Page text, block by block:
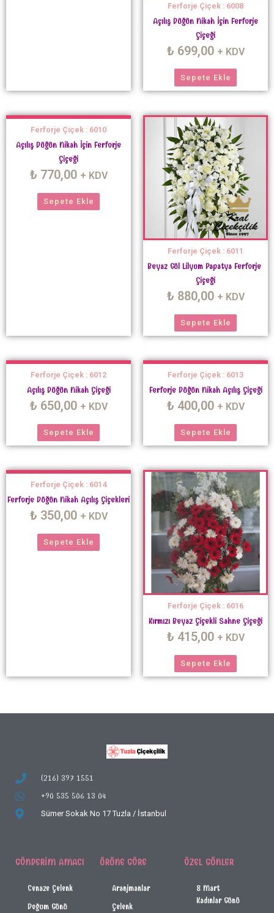
Ferforje Çiçek : 6008
Açılış Düğün Nikah İçin Ferforje
Çiçeği
₺ 699,00 + KDV
Sepete Ekle
Ferforje Çiçek : 6010
Açılış Düğün Nikah İçin Ferforje
Çiçeği
₺ 770,00 + KDV
Sepete Ekle
Ferforje Çiçek : 6011
Beyaz Gül Lilyum Papatya Ferforje
Çiçeği
₺ 880,00 + KDV
Sepete Ekle
Ferforje Çiçek : 6012
Açılış Düğün Nikah Çiçeği
₺ 650,00 + KDV
Sepete Ekle
Ferforje Çiçek : 6013
Ferforje Düğün Nikah Açılış Çiçeği
₺ 400,00 + KDV
Sepete Ekle
Ferforje Çiçek : 6014
Ferforje Düğün Nikah Açılış Çiçekleri
₺ 350,00 + KDV
Sepete Ekle
Ferforje Çiçek : 6016
Kırmızı Beyaz Çiçekli Sahne Çiçeği
₺ 415,00 + KDV
Sepete Ekle
(216) 397 1551
+90 535 506 13 04
Sümer Sokak No 17 Tuzla / İstanbul
GÖNDERIM AMACI
Cenaze Çelenk
Doğum Günü
ÜRÜNE GÖRE
Aranjmanlar
Çelenk
ÖZEL GÜNLER
8 Mart
Kadınlar Günü